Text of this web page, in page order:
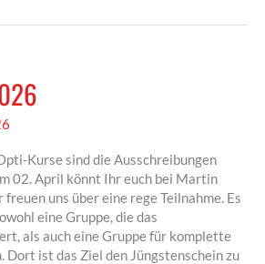
Kurse sind die Ausschreibungen
02. April könnt Ihr euch bei Martin
uns über eine rege Teilnahme. Es
eine Gruppe, die das
als auch eine Gruppe für komplette
Dort ist das Ziel den Jüngstenschein zu